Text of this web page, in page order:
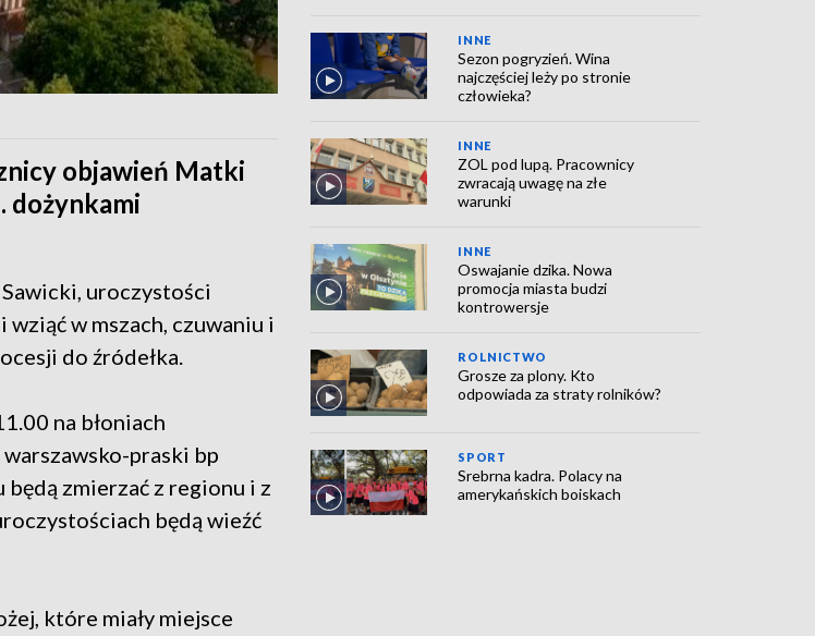
objawień Matki
dożynkami
uroczystości
w mszach, czuwaniu i
do źródełka.
na błoniach
praski bp
zmierzać z regionu i z
będą wieźć
które miały miejsce
INNE
Sezon pogryzień. Wina
najczęściej leży po stronie
człowieka?
INNE
ZOL pod lupą. Pracownicy
zwracają uwagę na złe
warunki
INNE
Oswajanie dzika. Nowa
promocja miasta budzi
kontrowersje
ROLNICTWO
Grosze za plony. Kto
odpowiada za straty rolników?
SPORT
Srebrna kadra. Polacy na
amerykańskich boiskach